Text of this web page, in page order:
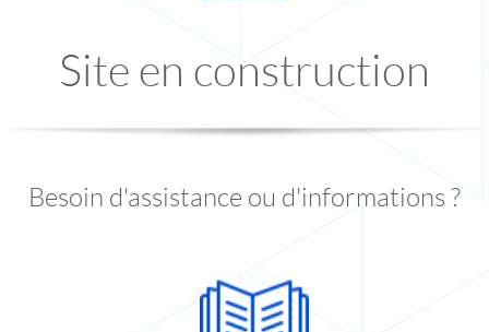
Site en construction
Besoin d'assistance ou d'informations ?